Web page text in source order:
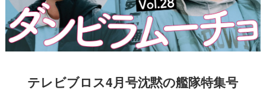
テレビブロス4月号沈黙の艦隊特集号